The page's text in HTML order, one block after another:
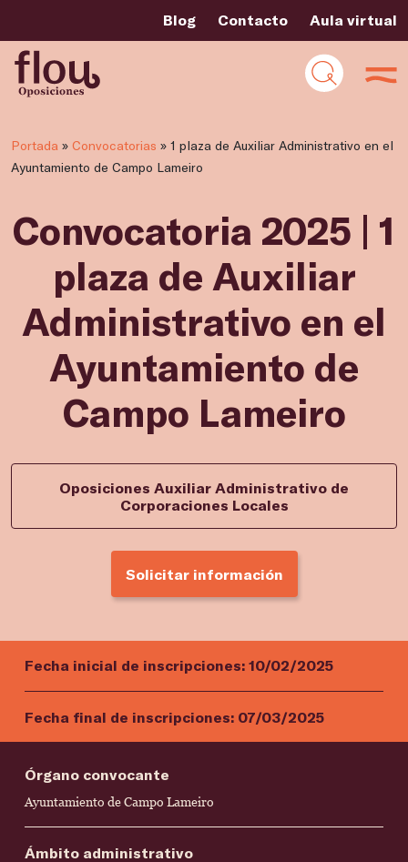
Blog Contacto Aula virtual
Portada » Convocatorias » 1 plaza de Auxiliar Administrativo en el
Ayuntamiento de Campo Lameiro
Convocatoria 2025 | 1
plaza de Auxiliar
Administrativo en el
Ayuntamiento de
Campo Lameiro
Oposiciones Auxiliar Administrativo de
Corporaciones Locales
Solicitar información
Fecha inicial de inscripciones: 10/02/2025
Fecha final de inscripciones: 07/03/2025
Órgano convocante
Ayuntamiento de Campo Lameiro
Ámbito administrativo